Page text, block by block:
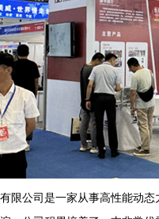
公司是一家从事高性能动态